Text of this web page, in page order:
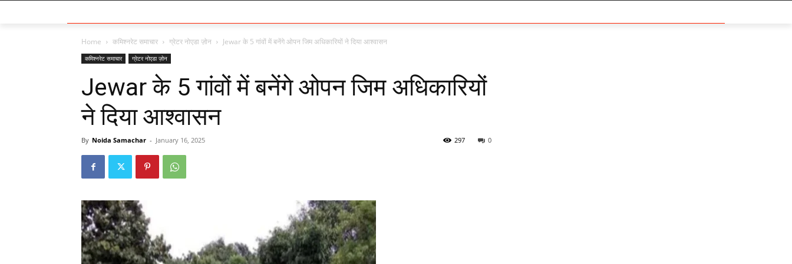
Home कमिश्नरेट समाचार ग्रेटर नोएडा ज़ोन Jewar के 5 गांवों में बनेंगे ओपन जिम अधिकारियों ने दिया आश्वासन
कमिश्नरेट समाचार ग्रेटर नोएडा ज़ोन
Jewar के 5 गांवों में बनेंगे ओपन जिम अधिकारियों
ने दिया आश्वासन
By Noida Samachar - January 16, 2025 0
297